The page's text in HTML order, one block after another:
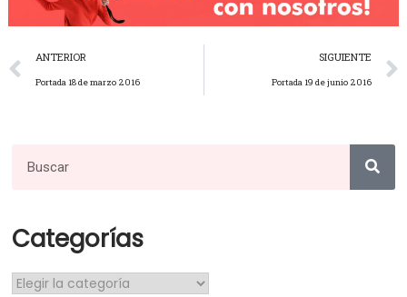
ANTERIOR
Portada 18 de marzo 2016
SIGUIENTE
Portada 19 de junio 2016
Categorías